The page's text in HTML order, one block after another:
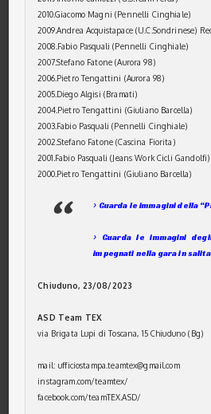
2010.Giacomo Magni (Pennelli Cinghiale)
2009.Andrea Acquistapace (U.C.Sondrinese)
2008.Fabio Pasquali (Pennelli Cinghiale)
2007.Stefano Fatone (Aurora 98)
2006.Pietro Tengattini (Aurora 98)
2005.Diego Algisi (Bramati)
2004.Pietro Tengattini (Giuliano Barcella)
2003.Fabio Pasquali (Pennelli Cinghiale)
2002.Stefano Fatone (Cascina Fiorita)
2001.Fabio Pasquali (Jeans Work Cicli Gandolfi)
2000.Pietro Tengattini (Giuliano Barcella)
> Guarda le immagini della
> Guarda le immagini
impegnati nella gara in salita
Chiuduno, 23/08/2023
ASD Team TEX
via Brigata Lupi di Toscana, 15 Chiuduno (Bg)
mail: ufficiostampa.teamtex@gmail.com
instagram.com/teamtex/
facebook.com/teamTEX.ASD/